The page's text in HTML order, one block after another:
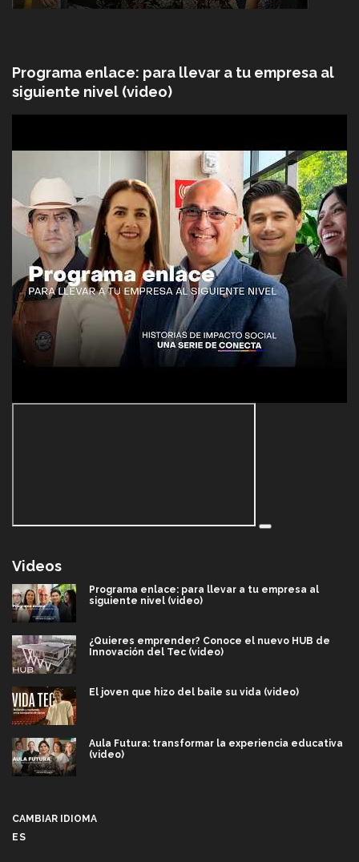
Programa enlace: para llevar a tu empresa al
siguiente nivel (video)
Videos
Programa enlace: para llevar a tu empresa al
siguiente nivel (video)
¿Quieres emprender? Conoce el nuevo HUB de
Innovación del Tec (video)
El joven que hizo del baile su vida (video)
Aula Futura: transformar la experiencia educativa
(video)
CAMBIAR IDIOMA
ES